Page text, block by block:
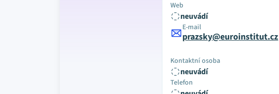
Web
neuvádí
E-mail
prazsky@euroinstitut.cz
Kontaktní osoba
neuvádí
Telefon